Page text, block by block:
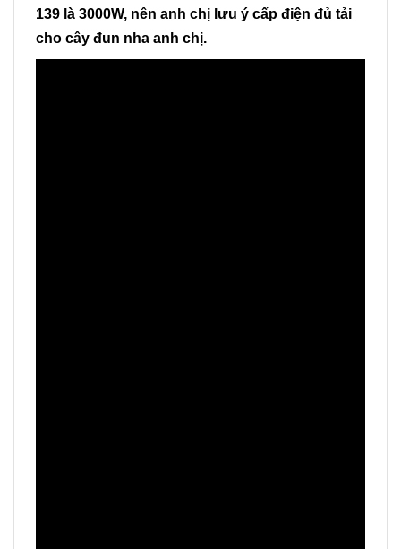
139 là 3000W, nên anh chị lưu ý cấp điện đủ tải
cho cây đun nha anh chị.